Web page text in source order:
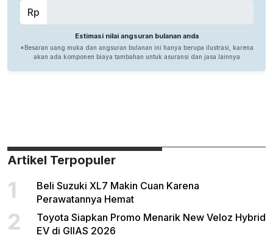
Artikel Terpopuler
1
Beli Suzuki XL7 Makin Cuan Karena
Perawatannya Hemat
2
Toyota Siapkan Promo Menarik New Veloz Hybrid
EV di GIIAS 2026